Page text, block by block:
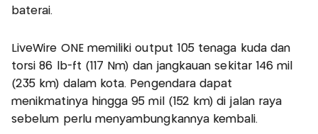
baterai.
LiveWire ONE memiliki output 105 tenaga kuda dan
torsi 86 lb-ft (117 Nm) dan jangkauan sekitar 146 mil
(235 km) dalam kota. Pengendara dapat
menikmatinya hingga 95 mil (152 km) di jalan raya
sebelum perlu menyambungkannya kembali.